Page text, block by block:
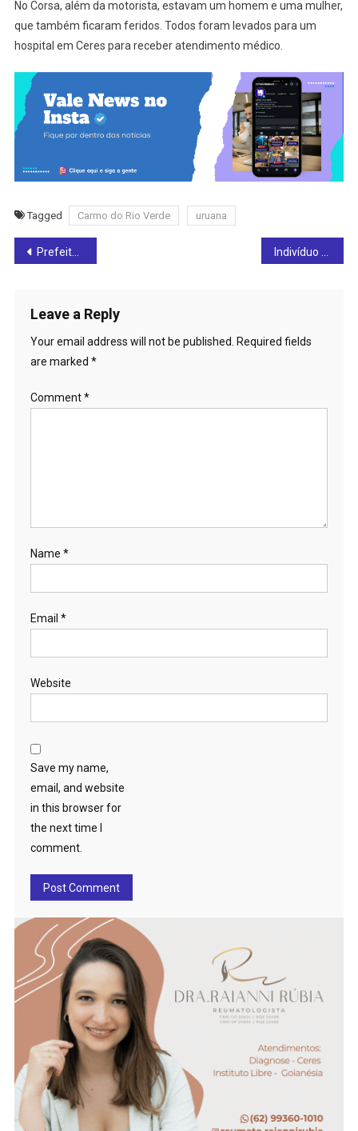
No Corsa, além da motorista, estavam um homem e uma mulher,
que também ficaram feridos. Todos foram levados para um
hospital em Ceres para receber atendimento médico.
Tagged Carmo do Rio Verde uruana
Post
Prefeitura de Rialma comunica que a Vacinação Antirrábica 2024 começa nesta segunda-feira (16): vacine seus pets
Leave a Reply
Your email address will not be published.
Required fields
are marked *
Comment*
Name *
Email *
Website
Save my name,
email, and website
in this browser for
the next time I
comment.